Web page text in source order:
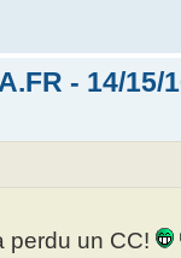
- 14/15/
perdu un CC!